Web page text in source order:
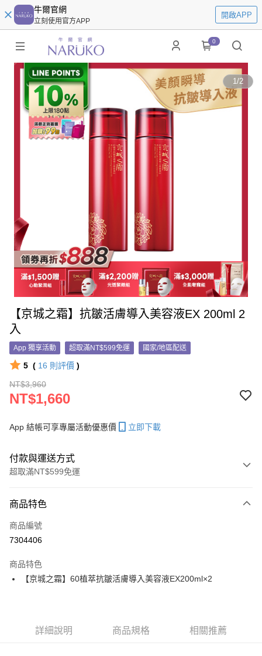
牛爾官網
立刻使用官方APP
開啟APP
0
1/2
【京城之霜】抗皺活膚導入美容液EX 200ml 2
入
App 獨享活動 超取滿NT$599免運 國家/地區配送
5 ( 16 則評價 )
NT$3,960
NT$1,660
App 結帳可享專屬活動優惠價 立即下載
付款與運送方式
超取滿NT$599免運
信用卡一次付款
信用卡分期付款
合作金庫商業銀行
華南商業銀行
彰化商業銀行
匯豐（台灣）商業銀行
華泰商業銀行
6 期 0 利率 每期
國泰世華商業銀行
兆豐國際商業銀行
臺灣中小企業銀行
台中商業銀行
Apple Pay
商品特色
商品編號
7304406
商品特色
【京城之霜】60植萃抗皺活膚導入美容液EX200ml×2
詳細說明 商品規格 相關推薦